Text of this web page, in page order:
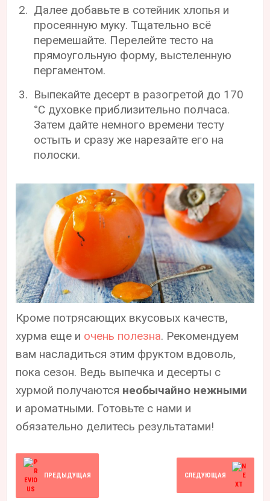
Далее добавьте в сотейник хлопья и
просеянную муку. Тщательно всё
перемешайте. Перелейте тесто на
прямоугольную форму, выстеленную
пергаментом.
Выпекайте десерт в разогретой до 170
°С духовке приблизительно полчаса.
Затем дайте немного времени тесту
остыть и сразу же нарезайте его на
полоски.
Кроме потрясающих вкусовых качеств,
хурма еще и очень полезна. Рекомендуем
вам насладиться этим фруктом вдоволь,
пока сезон. Ведь выпечка и десерты с
хурмой получаются необычайно нежными
и ароматными. Готовьте с нами и
обязательно делитесь результатами!
ПРЕДЫДУЩАЯ СЛЕДУЮЩАЯ